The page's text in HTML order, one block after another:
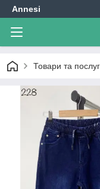
Annesi
Товари та